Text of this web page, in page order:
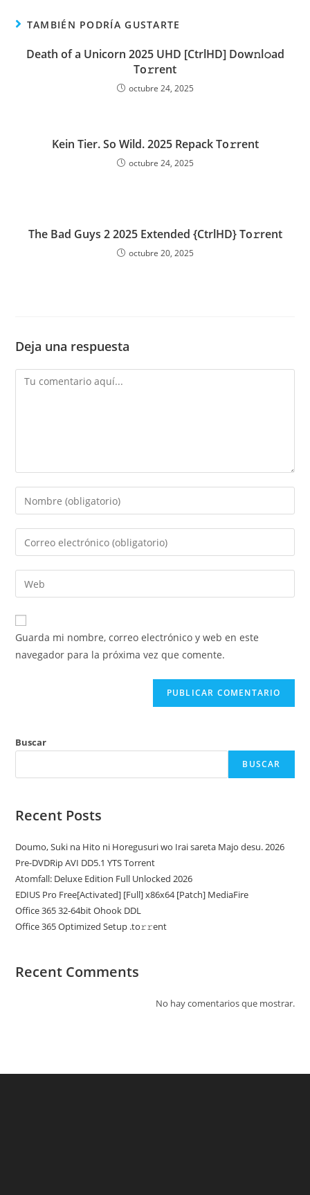
TAMBIÉN PODRÍA GUSTARTE
Death of a Unicorn 2025 UHD [CtrlHD] Dow𝚗l𝚘ad
To𝚛rent
octubre 24, 2025
Kein Tier. So Wild. 2025 Repack To𝚛rent
octubre 24, 2025
The Bad Guys 2 2025 Extended {CtrlHD} To𝚛rent
octubre 20, 2025
Deja una respuesta
Comentario
Introduce
tu
nombre
de
usuario
para
comentar
Introduce
tu
dirección
de
electrónico
para
comentar
Introduce
la
URL
de
Guarda mi nombre, correo electrónico y web en este
navegador para la próxima vez que comente.
Buscar
BUSCAR
Recent Posts
Doumo, Suki na Hito ni Horegusuri wo Irai sareta Majo desu. 2026
Pre-DVDRip AVI DD5.1 YTS Torrent
Atomfall: Deluxe Edition Full Unlocked 2026
EDIUS Pro Free[Activated] [Full] x86x64 [Patch] MediaFire
Office 365 32-64bit Ohook DDL
Office 365 Optimized Setup .tо𝚛𝚛еnt
Recent Comments
No hay comentarios que mostrar.